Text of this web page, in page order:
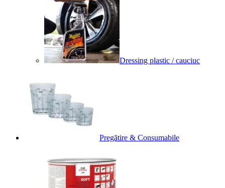
Dressing plastic / cauciuc
Pregătire & Consumabile